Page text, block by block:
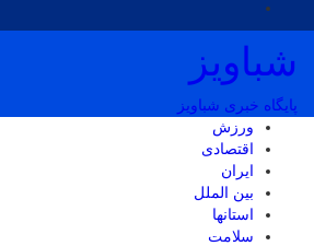
شباویز
پایگاه خبری شباویز
ورزش
اقتصادی
ایران
بین الملل
استانها
سلامت